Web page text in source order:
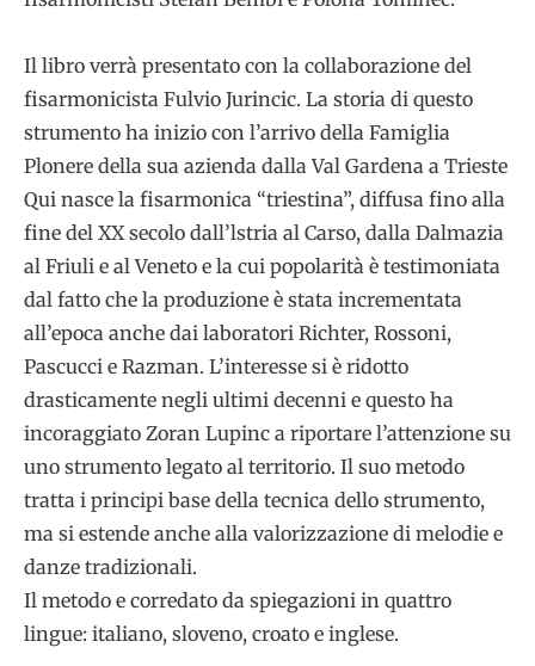
Il libro verrà presentato con la collaborazione del
fisarmonicista Fulvio Jurincic. La storia di questo
strumento ha inizio con l’arrivo della Famiglia
Plonere della sua azienda dalla Val Gardena a Trieste
Qui nasce la fisarmonica “triestina”, diffusa fino alla
fine del XX secolo dall’lstria al Carso, dalla Dalmazia
al Friuli e al Veneto e la cui popolarità è testimoniata
dal fatto che la produzione è stata incrementata
all’epoca anche dai laboratori Richter, Rossoni,
Pascucci e Razman. L’interesse si è ridotto
drasticamente negli ultimi decenni e questo ha
incoraggiato Zoran Lupinc a riportare l’attenzione su
uno strumento legato al territorio. Il suo metodo
tratta i principi base della tecnica dello strumento,
ma si estende anche alla valorizzazione di melodie e
danze tradizionali.
Il metodo e corredato da spiegazioni in quattro
lingue: italiano, sloveno, croato e inglese.